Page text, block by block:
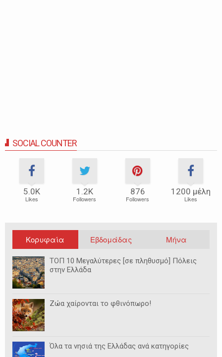
SOCIAL COUNTER
5.0Κ
Likes
1.2Κ
Followers
876
Followers
1200 μέλη
Likes
Κορυφαία Εβδομάδας Μήνα
ΤΟΠ 10 Μεγαλύτερες [σε πληθυσμό] Πόλεις
στην Ελλάδα
Ζώα χαίρονται το φθινόπωρο!
Όλα τα νησιά της Ελλάδας ανά κατηγορίες